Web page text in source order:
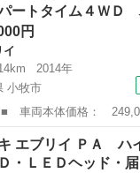
ートタイム４ＷＤ
円
イ
2014年
小牧市
： エブリイ ■ グレ
ートタイム４ＷＤ ハイ
ブリイ
エブリイ ＰＡ ハ
・ＬＥＤヘッド・